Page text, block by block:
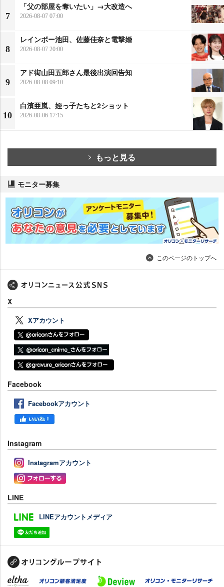
7
「父の部屋を奪いたい」→大改造へ
2026-08-07 07:00
8
レインボー池田、佐藤佳奈と電撃婚
2026-08-07 20:00
9
アド街山田五郎さん最後出演回告知
2026-08-08 09:10
10
白濱亜嵐、姪っ子たちと2ショット
2026-08-06 17:15
もっと見る
モニター募集
このページのトップへ
X
Xアカウント
Facebook
Facebookアカウント
Instagram
Instagramアカウント
LINE
LINEアカウントメディア